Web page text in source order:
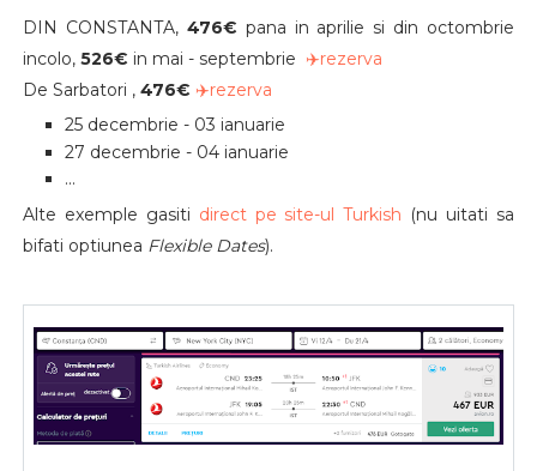
DIN CONSTANTA, 476€ pana in aprilie si din octombrie
incolo, 526€ in mai - septembrie ✈️rezerva
De Sarbatori , 476€ ✈️rezerva
25 decembrie - 03 ianuarie
27 decembrie - 04 ianuarie
...
Alte exemple gasiti direct pe site-ul Turkish (nu uitati sa
bifati optiunea Flexible Dates).